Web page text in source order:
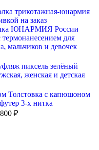
ЮНАРМИЯ России
для
мальчиков и девочек
пиксель зелёный
женская и детская
Толстовка с капюшоном
3-х нитка
₽